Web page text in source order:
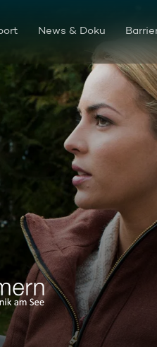
News & Doku